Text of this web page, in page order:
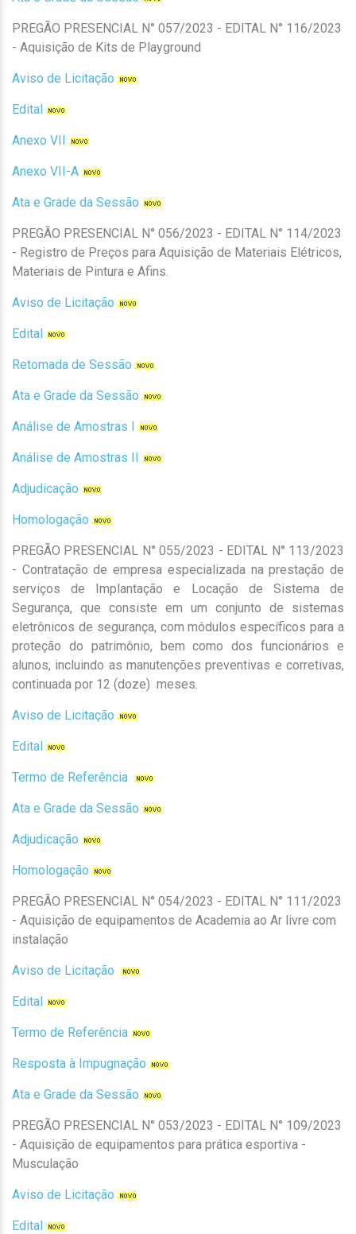
PREGÃO PRESENCIAL N° 057/2023 - EDITAL N° 116/2023
- Aquisição de Kits de Playground
Aviso de Licitação
Edital
Anexo VII
Anexo VII-A
Ata e Grade da Sessão
PREGÃO PRESENCIAL N° 056/2023 - EDITAL N° 114/2023
- Registro de Preços para Aquisição de Materiais Elétricos,
Materiais de Pintura e Afins.
Aviso de Licitação
Edital
Retomada de Sessão
Ata e Grade da Sessão
Análise de Amostras I
Análise de Amostras II
Adjudicação
Homologação
PREGÃO PRESENCIAL N° 055/2023 - EDITAL N° 113/2023
- Contratação de empresa especializada na prestação de
serviços de Implantação e Locação de Sistema de
Segurança, que consiste em um conjunto de sistemas
eletrônicos de segurança, com módulos específicos para a
proteção do patrimônio, bem como dos funcionários e
alunos, incluindo as manutenções preventivas e corretivas,
continuada por 12 (doze) meses.
Aviso de Licitação
Edital
Termo de Referência
Ata e Grade da Sessão
Adjudicação
Homologação
PREGÃO PRESENCIAL N° 054/2023 - EDITAL N° 111/2023
- Aquisição de equipamentos de Academia ao Ar livre com
instalação
Aviso de Licitação
Edital
Termo de Referência
Resposta à Impugnação
Ata e Grade da Sessão
PREGÃO PRESENCIAL N° 053/2023 - EDITAL N° 109/2023
- Aquisição de equipamentos para prática esportiva -
Musculação
Aviso de Licitação
Edital